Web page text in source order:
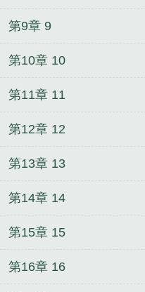
第9章 9
第10章 10
第11章 11
第12章 12
第13章 13
第14章 14
第15章 15
第16章 16